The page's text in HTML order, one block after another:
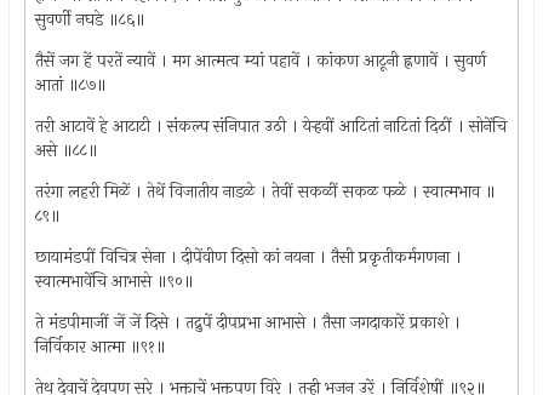
सुवर्णी नघडे ॥८६॥
तैसें जग हें परतें न्यावें । मग आत्मत्व म्यां पहावें । कांकण आटूनी ह्नणावें । सुवर्ण
आतां ॥८७॥
तरी आटावें हे आटाटी । संकल्प संनिपात उठी । येर्‍हवीं आटितां नाटितां दिठीं । सोनेंचि
असे ॥८८॥
तरंगा लहरी मिळें । तेथें विजातीय नाडळे । तेवीं सकळीं सकळ फळे । स्वात्मभाव ॥
८९॥
छायामंडपीं विचित्र सेना । दीपेंवीण दिसो कां नयना । तैसी प्रकृतीकर्मगणना ।
स्वात्मभावेंचि आभासे ॥९०॥
ते मंडपीमाजीं जें जें दिसे । तद्रुपें दीपप्रभा आभासे । तैसा जगदाकारें प्रकाशे ।
निर्विकार आत्मा ॥९१॥
तेथ देवाचें देवपण सरे । भक्ताचें भक्तपण विरे । तर्‍ही भजन उरें । निर्विशेषीं ॥९२॥